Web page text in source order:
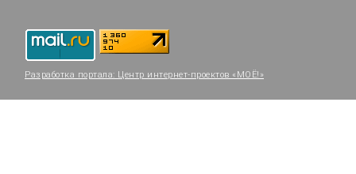
Разработка портала: Центр интернет-проектов «МОЁ!»